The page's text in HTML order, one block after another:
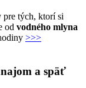
pre tých, ktorí si
od vodného mlyna
>>>
a späť